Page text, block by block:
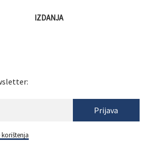
IZDANJA
Prijava
korištenja